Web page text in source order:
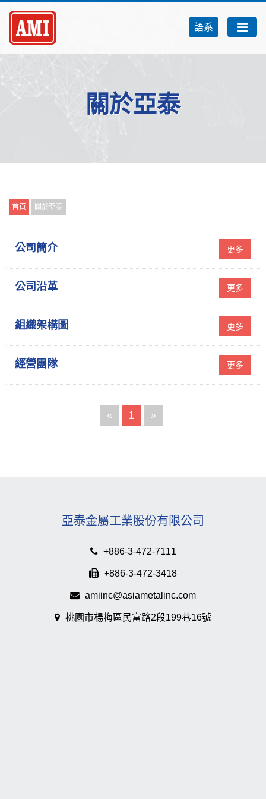
語系
關於亞泰
首頁 關於亞泰
公司簡介 更多
公司沿革 更多
組織架構圖 更多
經營團隊 更多
« 1 »
亞泰金屬工業股份有限公司
+886-3-472-7111
+886-3-472-3418
amiinc@asiametalinc.com
桃園市楊梅區民富路2段199巷16號